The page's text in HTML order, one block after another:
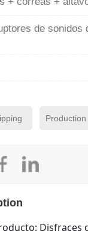
de sonidos
Production
Disfraces